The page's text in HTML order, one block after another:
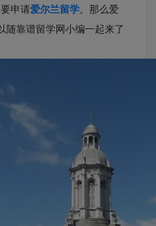
申请爱尔兰留学。那么爱
随靠谱留学网小编一起来了